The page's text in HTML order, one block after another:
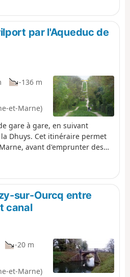
Canal de l'Ourcq et nous fait
Marne et de la rivière Ourcq.
par l'Aqueduc de
-136 m
et-Marne)
gare à gare, en suivant
Dhuys. Cet itinéraire permet
avant d'emprunter des
sur-Ourcq entre
canal
-20 m
et-Marne)